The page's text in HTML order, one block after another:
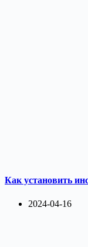
Как установить
2024-04-16